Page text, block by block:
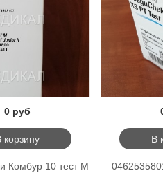
0 руб
корзину
Комбур 10 тест М
В